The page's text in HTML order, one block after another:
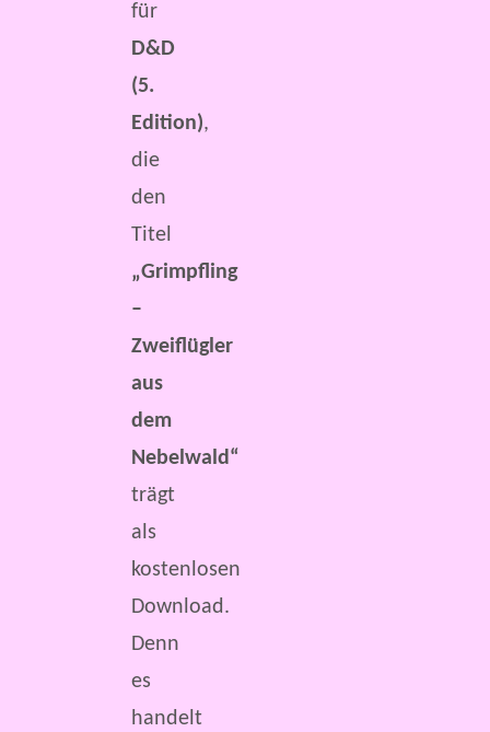
für
D&D
(5.
Edition),
die
den
Titel
„Grimpfling
–
Zweiflügler
aus
dem
Nebelwald“
trägt
als
kostenlosen
Download.
Denn
es
handelt